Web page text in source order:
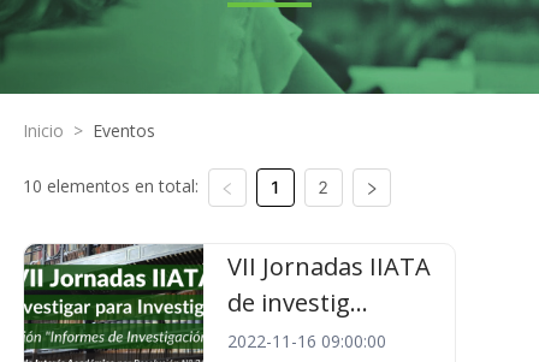
Inicio > Eventos
10 elementos en total: 1 2
VII Jornadas IIATA
de investig...
2022-11-16 09:00:00